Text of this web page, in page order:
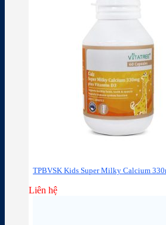
TPBVSK Kids Super Milky Calcium
Liên hệ